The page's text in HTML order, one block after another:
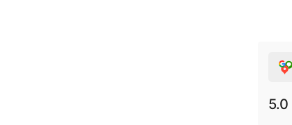
5.0